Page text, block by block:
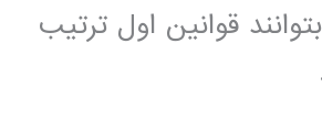
قوانين اول ترتيب